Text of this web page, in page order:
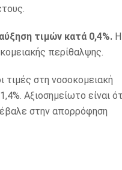
τιμών κατά 0,4%. Η
περίθαλψης.
τιμές στη νοσοκομειακή
Αξιοσημείωτο είναι
στην απορρόφηση